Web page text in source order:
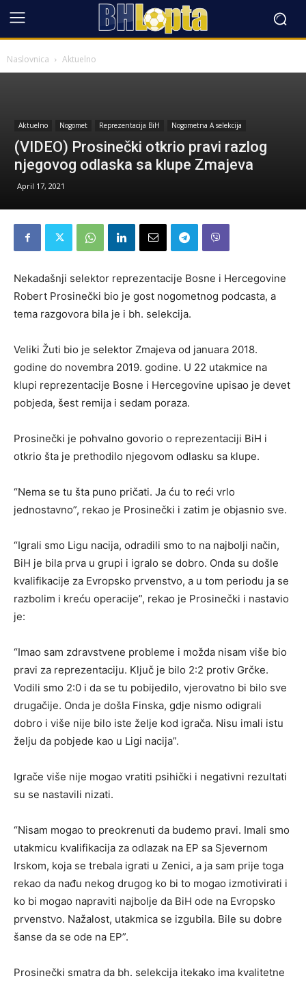
Naslovnica Aktuelno
Aktuelno Nogomet Reprezentacija BiH Nogometna A selekcija
(VIDEO) Prosinečki otkrio pravi razlog
njegovog odlaska sa klupe Zmajeva
April 17, 2021
Nekadašnji selektor reprezentacije Bosne i Hercegovine
Robert Prosinečki bio je gost nogometnog podcasta, a
tema razgovora bila je i bh. selekcija.
Veliki Žuti bio je selektor Zmajeva od januara 2018.
godine do novembra 2019. godine. U 22 utakmice na
klupi reprezentacije Bosne i Hercegovine upisao je devet
pobjeda, šest remija i sedam poraza.
Prosinečki je pohvalno govorio o reprezentaciji BiH i
otkrio šta je prethodilo njegovom odlasku sa klupe.
“Nema se tu šta puno pričati. Ja ću to reći vrlo
jednostavno”, rekao je Prosinečki i zatim je objasnio sve.
“Igrali smo Ligu nacija, odradili smo to na najbolji način,
BiH je bila prva u grupi i igralo se dobro. Onda su došle
kvalifikacije za Evropsko prvenstvo, a u tom periodu ja se
razbolim i kreću operacije”, rekao je Prosinečki i nastavio
je:
“Imao sam zdravstvene probleme i možda nisam više bio
pravi za reprezentaciju. Ključ je bilo 2:2 protiv Grčke.
Vodili smo 2:0 i da se tu pobijedilo, vjerovatno bi bilo sve
drugačije. Onda je došla Finska, gdje nismo odigrali
dobro i više nije bilo iste želje kod igrača. Nisu imali istu
želju da pobjede kao u Ligi nacija”.
Igrače više nije mogao vratiti psihički i negativni rezultati
su se nastavili nizati.
“Nisam mogao to preokrenuti da budemo pravi. Imali smo
utakmicu kvalifikacija za odlazak na EP sa Sjevernom
Irskom, koja se trebala igrati u Zenici, a ja sam prije toga
rekao da nađu nekog drugog ko bi to mogao izmotivirati i
ko bi mogao napraviti najbolje da BiH ode na Evropsko
prvenstvo. Nažalost, utakmica se izgubila. Bile su dobre
šanse da se ode na EP”.
Prosinečki smatra da bh. selekcija itekako ima kvalitetne